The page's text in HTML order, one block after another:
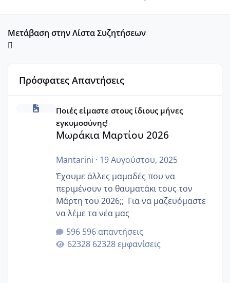
Μετάβαση στην Λίστα Συζητήσεων
Πρόσφατες Απαντήσεις
Μωράκια Μαρτίου 2026
Ποιές είμαστε στους ίδιους μήνες
εγκυμοσύνης!
Μωράκια Μαρτίου 2026
Mantarini · 19 Αυγούστου, 2025
Έχουμε άλλες μαμαδές που να
περιμένουν το θαυματάκι τους τον
Μάρτη του 2026;; Για να μαζευόμαστε
να λέμε τα νέα μας
596 απαντήσεις
62328 εμφανίσεις